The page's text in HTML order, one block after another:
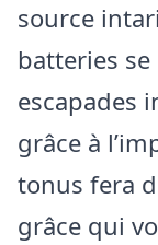
source
batteries
escapades
grâce à
tonus fera
grâce qui